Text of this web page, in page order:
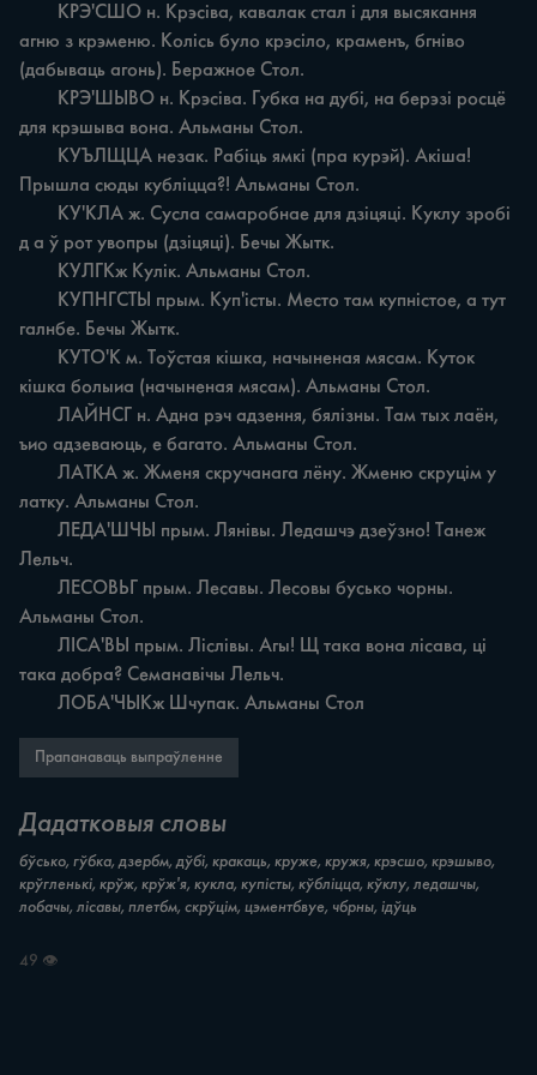
агню з крэменю. Колісь було крэсіло, краменъ, бгніво
(дабываць агонь). Беражное Стол.
для крэшыва вона. Альманы Стол.
Прышла сюды кубліцца?! Альманы Стол.
д а ў рот увопры (дзіцяці). Бечы Жытк.
галнбе. Бечы Жытк.
кішка болыиа (начыненая мясам). Альманы Стол.
ъио адзеваюць, е багато. Альманы Стол.
латку. Альманы Стол.
Лельч.
Альманы Стол.
така добра? Семанавічы Лельч.
	ЛОБА'ЧЫКж Шчупак. Альманы Стол
Прапанаваць выпраўленне
Дадатковыя словы
бўсько, гўбка, дзербм, дўбі, кракаць, круже, кружя, крэсшо, крэшыво,
крўгленькі, крўж, крўж'я, кукла, купісты, кўбліцца, кўклу, ледашчы,
лобачы, лісавы, плетбм, скрўцім, цэментбвуе, чбрны, ідўць
49 👁